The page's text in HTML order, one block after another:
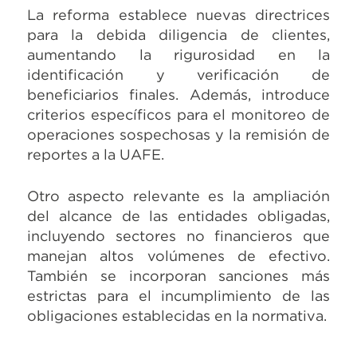
La reforma establece nuevas directrices
para la debida diligencia de clientes,
aumentando la rigurosidad en la
identificación y verificación de
beneficiarios finales. Además, introduce
criterios específicos para el monitoreo de
operaciones sospechosas y la remisión de
reportes a la UAFE.
Otro aspecto relevante es la ampliación
del alcance de las entidades obligadas,
incluyendo sectores no financieros que
manejan altos volúmenes de efectivo.
También se incorporan sanciones más
estrictas para el incumplimiento de las
obligaciones establecidas en la normativa.